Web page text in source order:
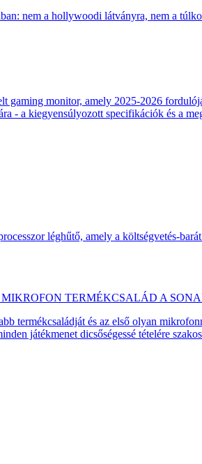
nem a hollywoodi látványra, nem a
monitor, amely 2025-2026
- a kiegyensúlyozott specifikációk és a
léghűtő, amely a költségvetés-
TERMÉKCSALÁD A
termékcsaládját és az első olyan
játékmenet dicsőségessé tételére